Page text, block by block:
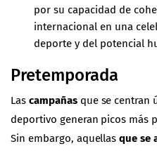
por su capacidad de
internacional en una
deporte y del potencial
Pretemporada
Las campañas que se centran
deportivo generan picos más
Sin embargo, aquellasque se